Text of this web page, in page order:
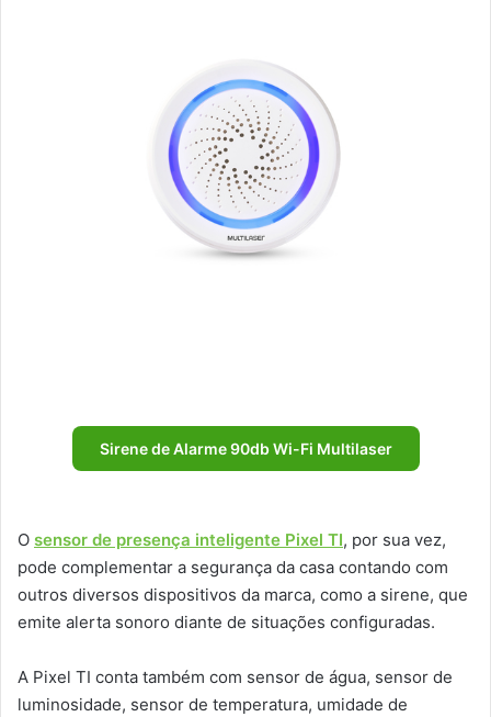
Sirene de Alarme 90db Wi-Fi Multilaser
O sensor de presença inteligente Pixel TI, por sua vez,
pode complementar a segurança da casa contando com
outros diversos dispositivos da marca, como a sirene, que
emite alerta sonoro diante de situações configuradas.
A Pixel TI conta também com sensor de água, sensor de
luminosidade, sensor de temperatura, umidade de